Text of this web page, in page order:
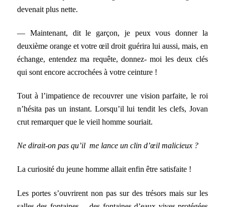
devenait plus nette.
— Maintenant, dit le garçon, je peux vous donner la
deuxième orange et votre œil droit guérira lui aussi, mais, en
échange, entendez ma requête, donnez- moi les deux clés
qui sont encore accrochées à votre ceinture !
Tout à l’impatience de recouvrer une vision parfaite, le roi
n’hésita pas un instant. Lorsqu’il lui tendit les clefs, Jovan
crut remarquer que le vieil homme souriait.
Ne dirait-on pas qu’il me lance un clin d’œil malicieux ?
La curiosité du jeune homme allait enfin être satisfaite !
Les portes s’ouvrirent non pas sur des trésors mais sur les